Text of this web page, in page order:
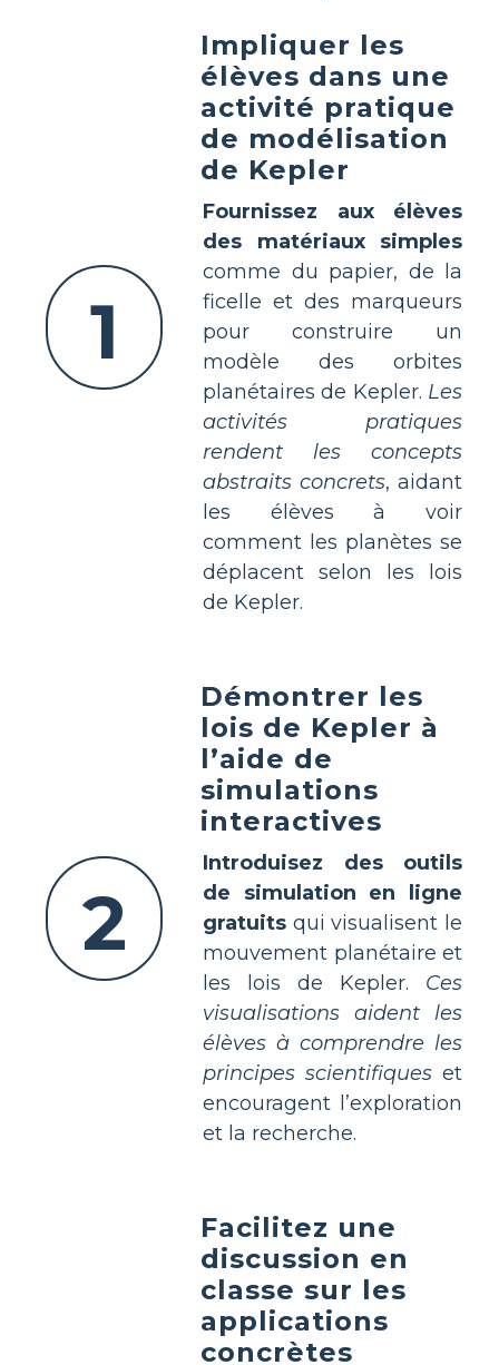
1
Impliquer les
élèves dans une
activité pratique
de modélisation
de Kepler
Fournissez aux élèves
des matériaux simples
comme du papier, de la
ficelle et des marqueurs
pour construire un
modèle des orbites
planétaires de Kepler. Les
activités pratiques
rendent les concepts
abstraits concrets, aidant
les élèves à voir
comment les planètes se
déplacent selon les lois
de Kepler.
2
Démontrer les
lois de Kepler à
l’aide de
simulations
interactives
Introduisez des outils
de simulation en ligne
gratuits qui visualisent le
mouvement planétaire et
les lois de Kepler. Ces
visualisations aident les
élèves à comprendre les
principes scientifiques et
encouragent l’exploration
et la recherche.
Facilitez une
discussion en
classe sur les
applications
concrètes